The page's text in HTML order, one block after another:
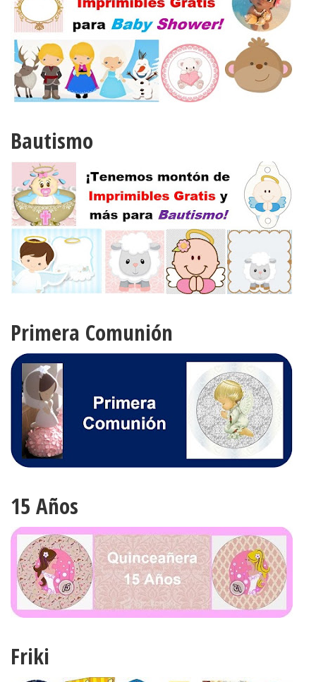
Bautismo
Primera Comunión
15 Años
Friki